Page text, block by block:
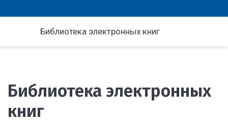
Библиотека электронных книг
Библиотека электронных
книг